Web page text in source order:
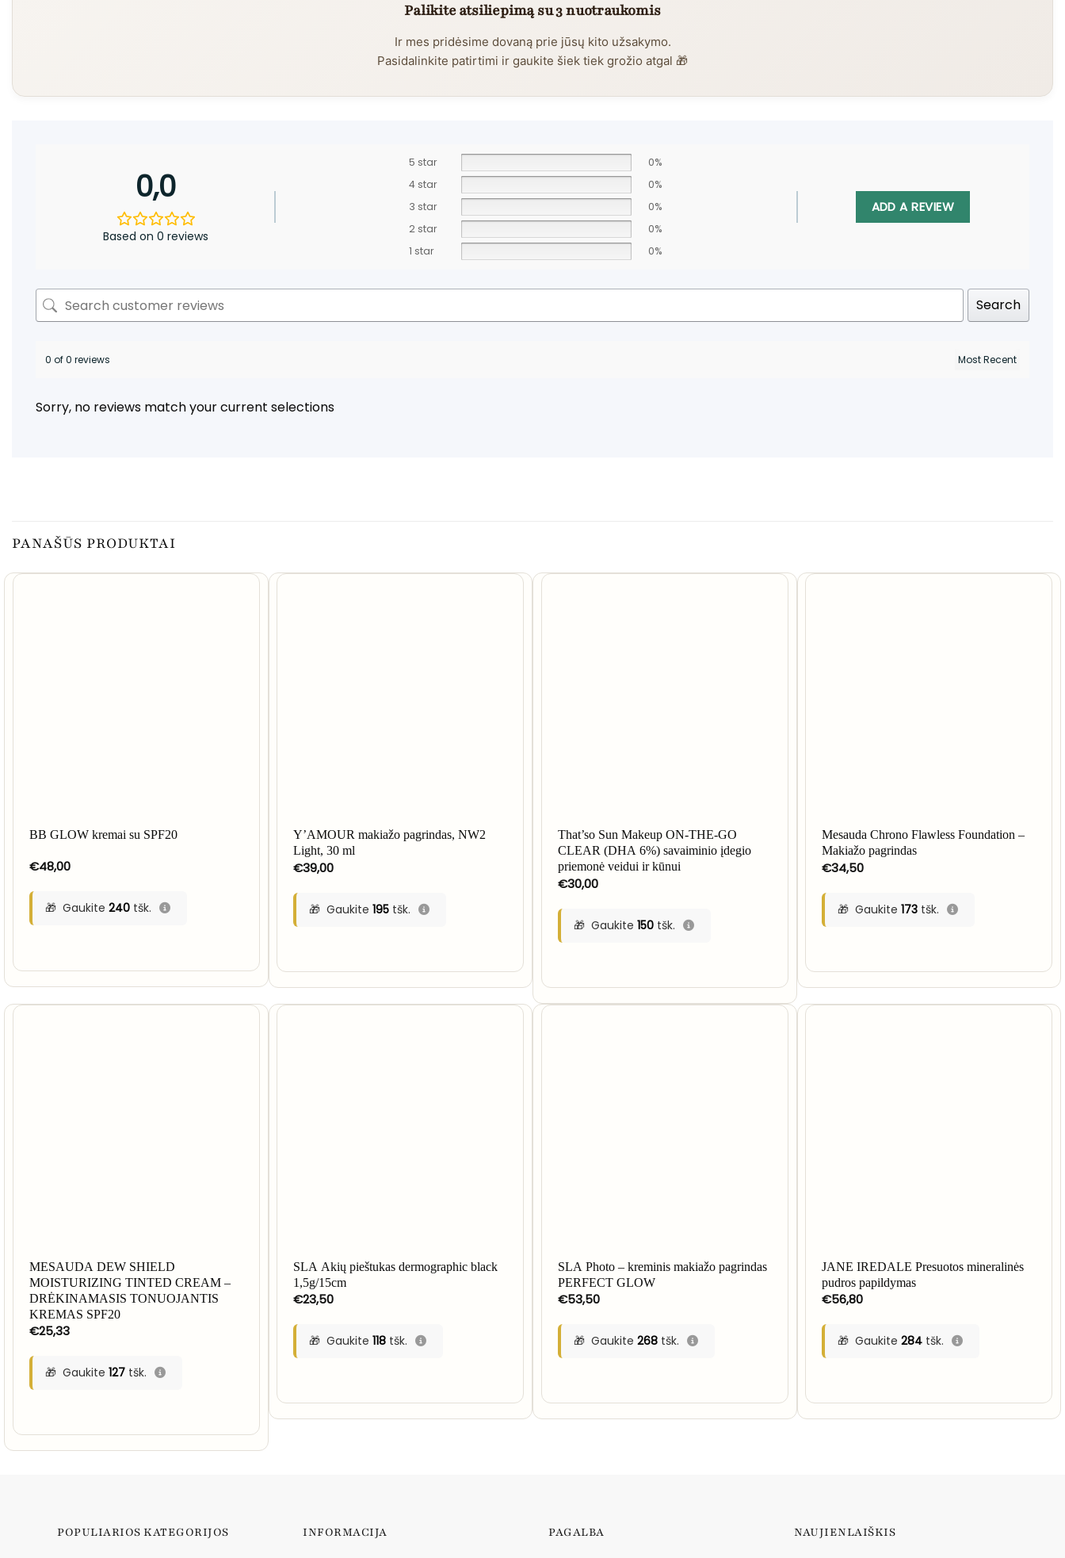
Palikite atsiliepimą su 3 nuotraukomis
Ir mes pridėsime dovaną prie jūsų kito užsakymo.
Pasidalinkite patirtimi ir gaukite šiek tiek grožio atgal 🎁
0,0
Based on 0 reviews
5 star
0%
4 star
0%
3 star
0%
2 star
0%
1 star
0%
ADD A REVIEW
Search
0 of 0 reviews
Sorry, no reviews match your current selections
PANAŠŪS PRODUKTAI
BB GLOW kremai su SPF20
€48,00
Gaukite 240tšk.
Y’AMOUR makiažo pagrindas, NW2
Light, 30 ml
€39,00
Gaukite195 tšk.
That’so Sun Makeup ON-THE-GO
CLEAR (DHA 6%) savaiminio įdegio
priemonė veidui ir kūnui
€30,00
Gaukite 150tšk.
Mesauda Chrono Flawless Foundation –
Makiažo pagrindas
€34,50
Gaukite173 tšk.
MESAUDA DEW SHIELD
MOISTURIZING TINTED CREAM –
DRĖKINAMASIS TONUOJANTIS
KREMAS SPF20
€25,33
Gaukite 127tšk.
SLA Akių pieštukas dermographic black
1,5g/15cm
€23,50
Gaukite118 tšk.
SLA Photo – kreminis makiažo pagrindas
PERFECT GLOW
€53,50
Gaukite 268tšk.
JANE IREDALE Presuotos mineralinės
pudros papildymas
€56,80
Gaukite284 tšk.
POPULIARIOS KATEGORIJOS INFORMACIJA PAGALBA NAUJIENLAIŠKIS